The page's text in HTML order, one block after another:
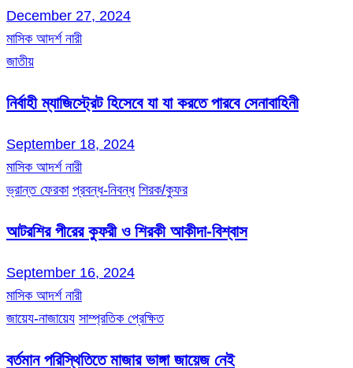
December 27, 2024
মাসিক আদর্শ নারী
জাতীয়
নির্বাহী ম্যাজিস্ট্রেট হিসেবে যা যা করতে পারবে সেনাবাহিনী
September 18, 2024
মাসিক আদর্শ নারী
ভ্রান্ত ফেরকা প্রবন্ধ-নিবন্ধ শিরক/কুফর
আটরশির পীরের কুফরী ও শিরকী আকীদা-বিশ্বাস
September 16, 2024
মাসিক আদর্শ নারী
জায়েয-নাজায়েয সাম্প্রতিক প্রেক্ষিত
বর্তমান পরিস্থিতিতে মাজার ভাঙ্গা জায়েজ নেই